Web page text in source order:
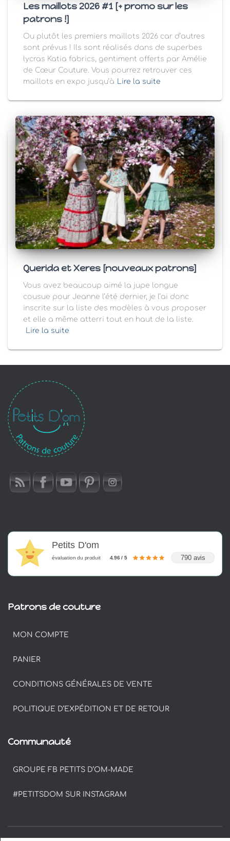
Les maillots 2026 #1 [+ promo sur les
patrons !]
Ou plutôt les premiers maillots 2026 car d’autres
sont prévus ! Ils sont réalisés dans de superbes
lycras Katia fabrics, gentiment offerts par Amélie
de Cœur Couture. Vous pourrez retrouver ces
maillots en expo jusqu’à Lire la suite
Querida et Xeres [nouveaux patrons]
Vous avez beaucoup aimé la jupe longue
cousue pour Jeanne l’été dernier, je l’ai donc
inscrite sur la liste des modèles à vous proposer
et elle a même atterri tout en haut de la liste.
Lire la suite
Petits D'om
évaluation du produit 4.96 / 5 790 avis
Patrons de couture
MON COMPTE
PANIER
CONDITIONS GÉNÉRALES DE VENTE
POLITIQUE D’EXPÉDITION ET DE RETOUR
Communauté
GROUPE FB PETITS D’OM-MADE
#PETITSDOM SUR INSTAGRAM